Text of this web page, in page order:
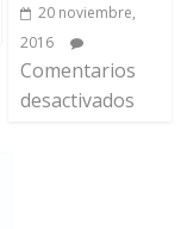
20 noviembre,
2016
Comentarios
desactivados